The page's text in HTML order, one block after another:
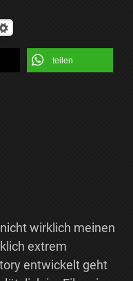
teilen
wirklich meinen
extrem
entwickelt geht